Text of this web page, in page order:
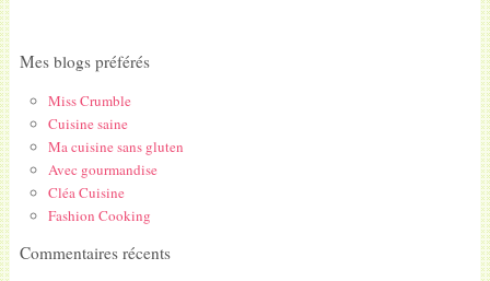
Mes blogs préférés
Miss Crumble
Cuisine saine
Ma cuisine sans gluten
Avec gourmandise
Cléa Cuisine
Fashion Cooking
Commentaires récents